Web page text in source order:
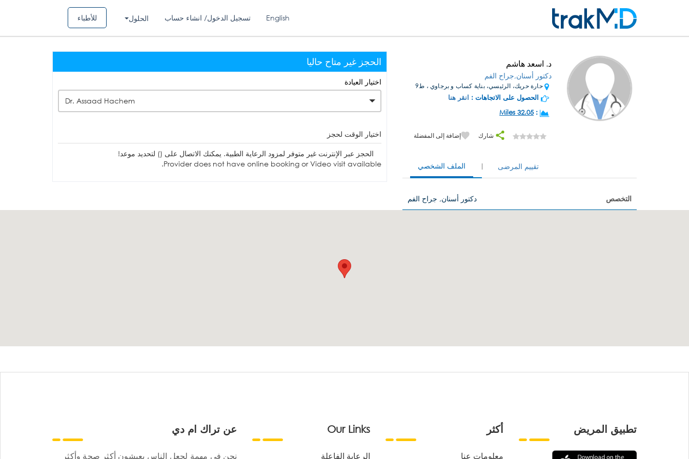
للأطباء الحلول تسجيل الدخول/ انشاء حساب English
د. اسعد هاشم
دكتور أسنان,جراح الفم
حارة حريك، الرئيسي، بناية كساب و برجاوي ، ط9
الحصول على الاتجاهات : انقر هنا
:
32.05 Miles
شارك إضافة إلى المفضلة
الملف الشخصي تقييم المرضى
التخصص دكتور أسنان, جراح الفم
الحجز غير متاح حاليا
اختيار العيادة
Dr. Assaad Hachem
اختيار الوقت لحجز
الحجز عبر الإنترنت غير متوفر لمزود الرعاية الطبية. يمكنك الاتصال على () لتحديد موعد!
Provider does not have online booking or Video visit available.
عن تراك ام دي
نحن في مهمة لجعل الناس يعيشون أكثر صحة وأكثر
Our Links
الرعاية الفاعلة
أكثر
معلومات عنا
تطبيق المريض